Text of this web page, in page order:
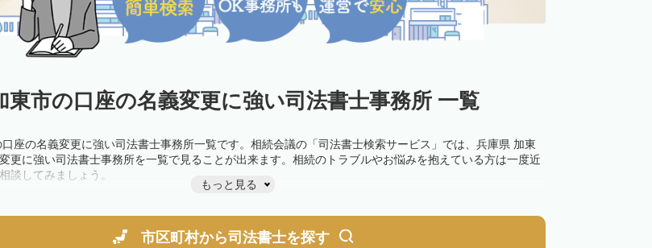
東市の口座の名義変更に強い司法書士事務所 一覧
座の名義変更に強い司法書士事務所一覧です。相続会議の「司法書士検索サービス」では、兵庫県 加東
更に強い司法書士事務所を一覧で見ることが出来ます。相続のトラブルやお悩みを抱えている方は一度近
談してみましょう。
もっと見る
市区町村から司法書士を探す